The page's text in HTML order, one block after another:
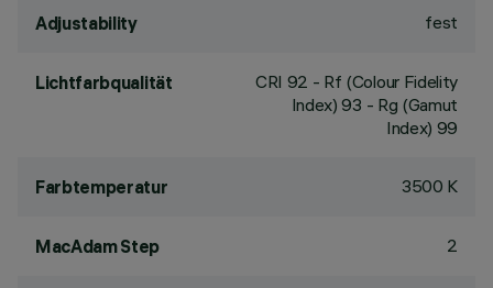
Adjustability fest
Lichtfarbqualität CRI 92 - Rf (Colour Fidelity
Index) 93 - Rg (Gamut
Index) 99
Farbtemperatur 3500 K
MacAdam Step 2